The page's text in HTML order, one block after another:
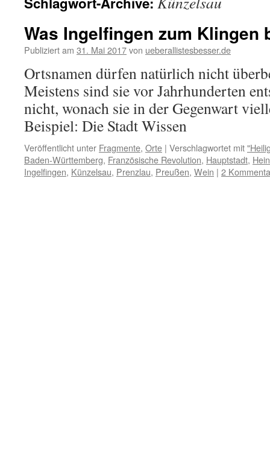
Was Ingelfingen zum Klingen
Publiziert am 31. Mai 2017von ueberallistesbesser.de
Ortsnamen dürfen natürlich nicht
Meistens sind sie vor Jahrhunderten
nicht, wonach sie in der Gegenwart
Beispiel: Die Stadt Wissen
Veröffentlicht unter Fragmente, Orte | Verschlagwortet mit
Baden-Württemberg, Französische Revolution, Hauptstadt,
Ingelfingen, Künzelsau, Prenzlau, Preußen, Wein | 2